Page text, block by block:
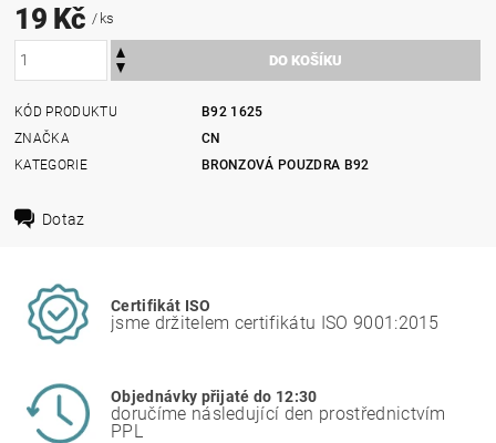
19 Kč/ ks
KÓD PRODUKTU
B92 1625
ZNAČKA
CN
KATEGORIE
BRONZOVÁ POUZDRA B92
Dotaz
Certifikát ISO
jsme držitelem certifikátu ISO 9001:2015
Objednávky přijaté do 12:30
doručíme následující den prostřednictvím
PPL